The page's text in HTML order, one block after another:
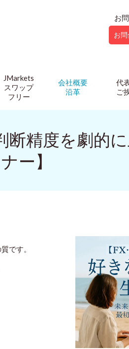
お
お
JMarkets
スワップ
フリー
会社概要
沿革
代
ご
精度を劇的
ー】
質です。